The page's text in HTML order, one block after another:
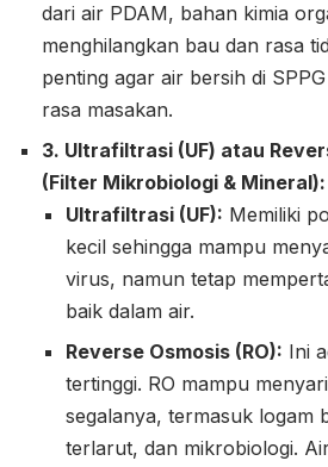
dari air PDAM, bahan kimia
menghilangkan bau dan rasa
penting agar air bersih di
rasa masakan.
3. Ultrafiltrasi (UF) atau
(Filter Mikrobiologi & Mineral):
Ultrafiltrasi (UF): Memiliki
kecil sehingga mampu
virus, namun tetap
baik dalam air.
Reverse Osmosis (RO): Ini
tertinggi. RO mampu
segalanya, termasuk logam
terlarut, dan mikrobiologi.